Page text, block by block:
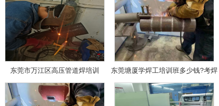
东莞市万江区高压管道焊培训
东莞塘厦学焊工培训班多少钱?考焊
工证大概多少钱?